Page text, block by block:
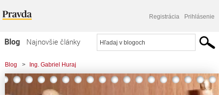
Registrácia Prihlásenie
Blog
Najnovšie články
Najčítanejšie články
Najkomentovanejšie články
Blog > Ing. Gabriel Huraj